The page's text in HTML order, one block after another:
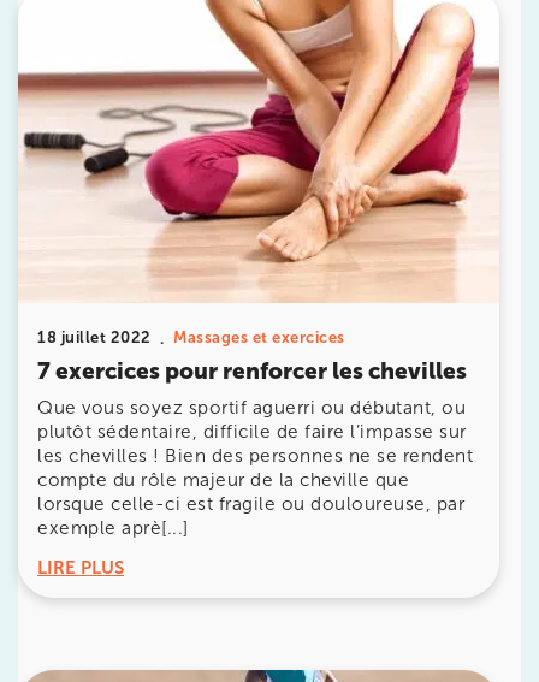
18 juillet 2022 Massages et exercices
7 exercices pour renforcer les chevilles
Que vous soyez sportif aguerri ou débutant, ou
plutôt sédentaire, difficile de faire l’impasse sur
les chevilles ! Bien des personnes ne se rendent
compte du rôle majeur de la cheville que
lorsque celle-ci est fragile ou douloureuse, par
exemple aprè[...]
LIRE PLUS
3 Av. André Morizet 92100 Boulogne-
Billancourt
3 Av. André Morizet 92100 Boulogne-Billancourt
01 48 25 34 79
Prenez RDV sur
Prenez RDV sur
IK CHÂTENAY-MALABRY
Prenez RDV sur
Prenez RDV sur
IK PARIS 17 – VILLIERS